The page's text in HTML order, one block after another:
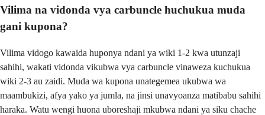
Vilima na vidonda vya carbuncle huchukua muda
gani kupona?
Vilima vidogo kawaida huponya ndani ya wiki 1-2 kwa utunzaji
sahihi, wakati vidonda vikubwa vya carbuncle vinaweza kuchukua
wiki 2-3 au zaidi. Muda wa kupona unategemea ukubwa wa
maambukizi, afya yako ya jumla, na jinsi unavyoanza matibabu sahihi
haraka. Watu wengi huona uboreshaji mkubwa ndani ya siku chache